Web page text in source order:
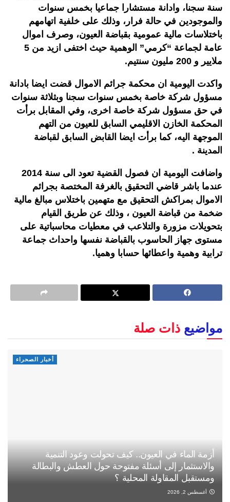
سنة سجنا، وادانة مستشارا جماعيا بخمس سنوات
والموجودين في حالة فرار، وذلك على خلفية اتهامهم
باختلاسات مالية عمومية بقباضة العيون، وصرف اموال
عامة لجماعة “كرمي” الوهمية حيث اختفى ازيد من 5
ملايير و 200 مليون سنتيم.
واكدت اليومية ان محكمة جرائم الاموال قضت ايضا بادانة
مسؤول شركة خاصة بخمس سنوات سجنا وبثلاثة سنوات
في حق مسؤول شركة خاصة اخرى، وفي المقابل برأت
المحكمة الخازن الاقليمي السابق للعيون من التهم
الموجهة اليه، كما برأت ايضا القابض السابق لقباضة
المدينة .
واضافت اليومية ان فصول القضية تعود الى سنة 2014
عندما باشر قاضي التحقيق بالغرفة المختصة بجرائم
الاموال بمراكش التحقيق مع متهمين باختلاس مبالغ مالية
ضخمة من قباضة العيون ، وذلك عن طريق القيام
بتحويلات مزورة والتلاعب في معطيات محاسباتية على
مستوى جهاز الحاسوب بالقباضة نفسها واحداث جماعة
ترابية وهمية واعطائها حسابا وهميا.
مواضيع ذات صلة
أخبار الصحراء
أزمة الماء في العيون.. كيف تحولت وعود التنمية
والاستثمار إلى أسئلة مفتوحة حول العطش والبطالة
ومستقبل المقاولة المحلية ؟
أغسطس 2, 2026